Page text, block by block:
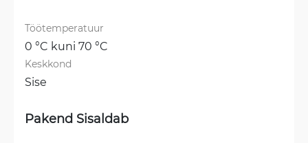
Töötemperatuur
0 °C kuni 70 °C
Keskkond
Sise
Pakend Sisaldab